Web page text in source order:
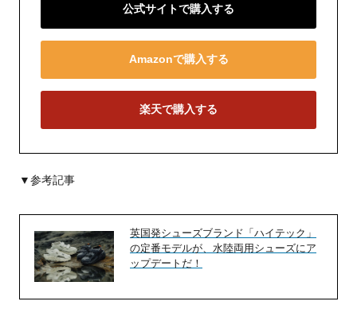
公式サイトで購入する
Amazonで購入する
楽天で購入する
▼参考記事
英国発シューズブランド「ハイテック」
の定番モデルが、水陸両用シューズにア
ップデートだ！